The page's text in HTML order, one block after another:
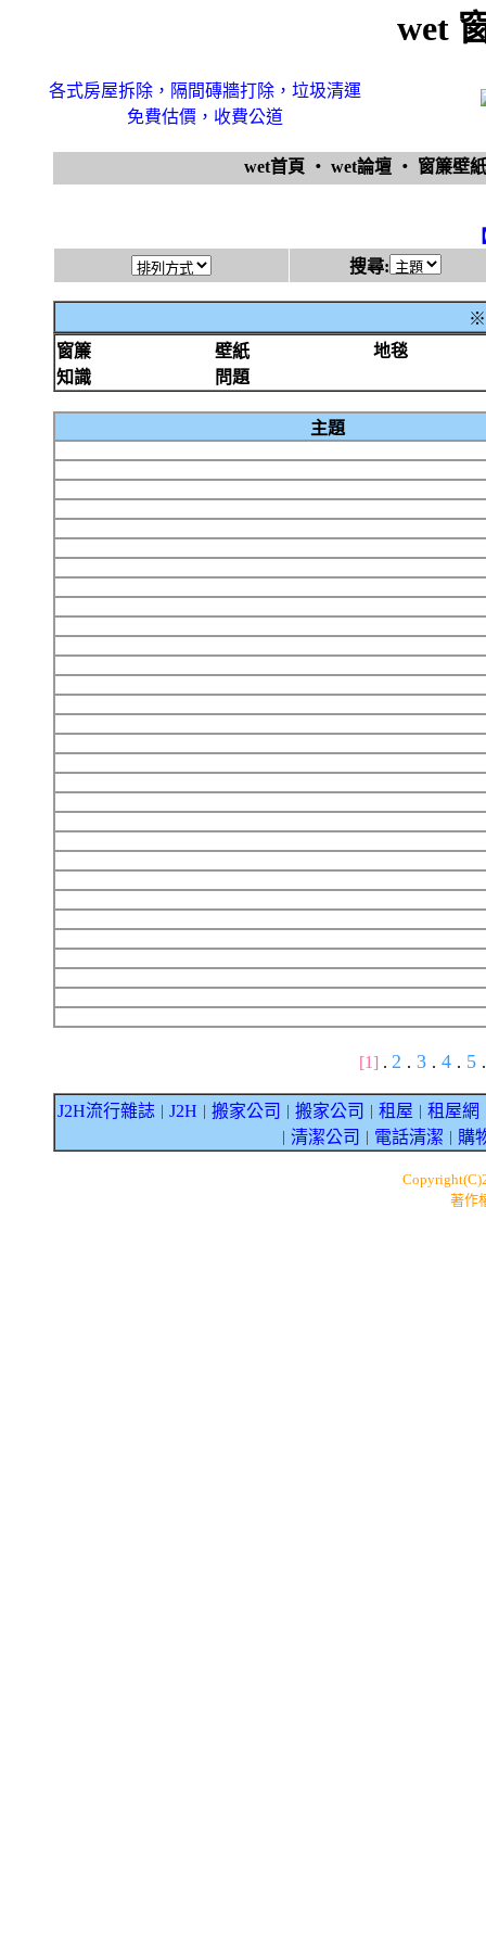
wet
各式房屋拆除，隔間磚牆打除，垃圾清運
免費估價，收費公道
wet首頁 ‧ wet論壇 ‧ 窗簾壁
搜尋:
※
窗簾
壁紙
地毯
知識
問題
主題
[1] . 2 . 3 . 4 . 5 .
J2H流行雜誌 J2H 搬家公司 搬家公司 租屋 租屋網
清潔公司 電話清潔 購
著作